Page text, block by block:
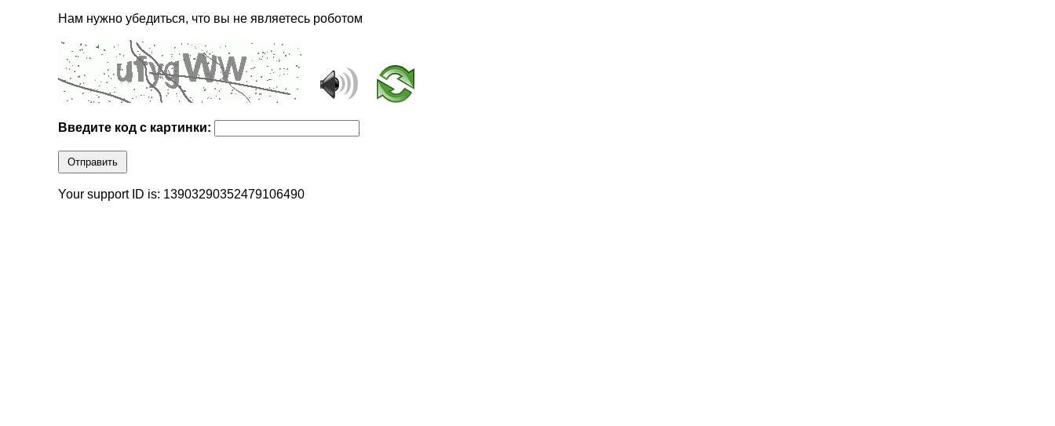
Нам нужно убедиться, что вы не являетесь роботом
Введите код с картинки:
Отправить
Your support ID is: 13903290352479106490